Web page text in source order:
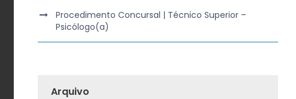
Procedimento Concursal | Técnico Superior –
Psicólogo(a)
Arquivo